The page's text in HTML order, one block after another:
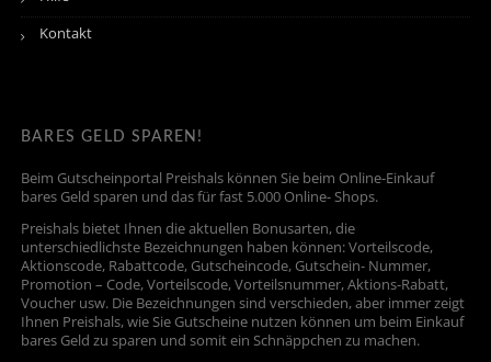
Kontakt
BARES GELD SPAREN!
Beim Gutscheinportal Preishals können Sie beim Online-Einkauf
bares Geld sparen und das für fast 5.000 Online- Shops.
Preishals bietet Ihnen die aktuellen Bonusarten, die
unterschiedlichste Bezeichnungen haben können: Vorteilscode,
Aktionscode, Rabattcode, Gutscheincode, Gutschein- Nummer,
Promotion – Code, Vorteilscode, Vorteilsnummer, Aktions-Rabatt,
Voucher usw. Die Bezeichnungen sind verschieden, aber immer zeigt
Ihnen Preishals, wie Sie Gutscheine nutzen können um beim Einkauf
bares Geld zu sparen und somit ein Schnäppchen zu machen.